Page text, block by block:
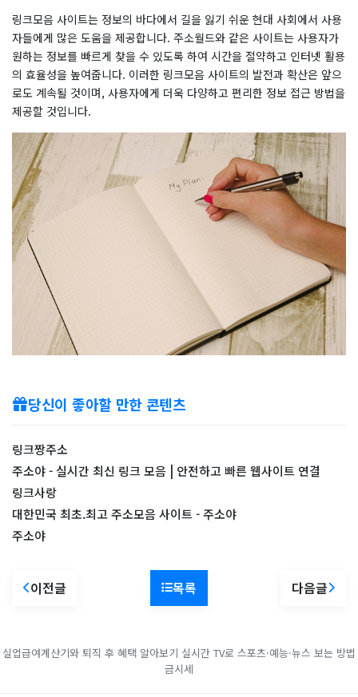
링크모음 사이트는 정보의 바다에서 길을 잃기 쉬운 현대 사회에서 사용
자들에게 많은 도움을 제공합니다. 주소월드와 같은 사이트는 사용자가
원하는 정보를 빠르게 찾을 수 있도록 하여 시간을 절약하고 인터넷 활용
의 효율성을 높여줍니다. 이러한 링크모음 사이트의 발전과 확산은 앞으
로도 계속될 것이며, 사용자에게 더욱 다양하고 편리한 정보 접근 방법을
제공할 것입니다.
당신이 좋아할 만한 콘텐츠
링크짱주소
주소야 - 실시간 최신 링크 모음 | 안전하고 빠른 웹사이트 연결
링크사랑
대한민국 최초.최고 주소모음 사이트 - 주소야
주소야
이전글 목록 다음글
실업급여계산기와 퇴직 후 혜택 알아보기 실시간 TV로 스포츠·예능·뉴스 보는 방법
금시세